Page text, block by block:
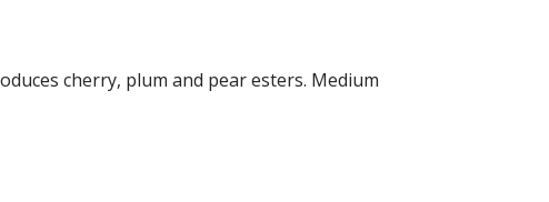
cherry, plum and pear esters. Medium